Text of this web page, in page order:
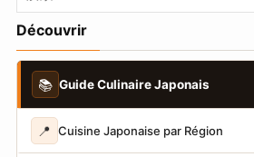
Découvrir
📚 Guide Culinaire Japonais
📍 Cuisine Japonaise par Région